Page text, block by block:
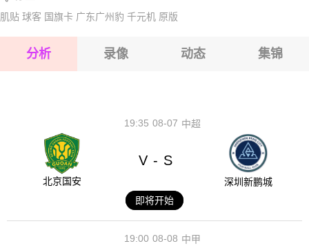
2026-08-15 【世界杯】 89胜者VS90胜者
肌贴 球客 国旗卡 广东广州豹 千元机 原版
分析 录像 动态 集锦
08-07
19:35 中超
北京国安
V - S
深圳新鹏城
即将开始
08-08
19:00 中甲